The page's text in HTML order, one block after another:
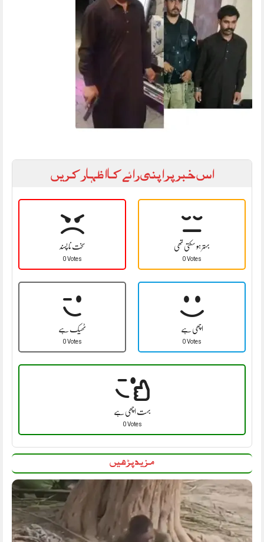
اس خبر پر اپنی رائے کا اظہار کریں
سخت نا پسند
0 Votes
بہتر ہو سکتی تھی
0 Votes
ٹھیک ہے
0 Votes
اچھی ہے
0 Votes
بہت اچھی ہے
0 Votes
مزید پڑھیں